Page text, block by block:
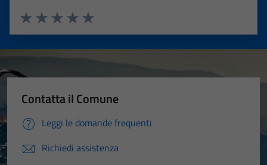
Valuta 5 stelle su 5
Valuta 4 stelle su 5
Valuta 3 stelle su 5
Valuta 2 stelle su 5
Valuta 1 stelle su 5
Contatta il Comune
Leggi le domande frequenti
Richiedi assistenza